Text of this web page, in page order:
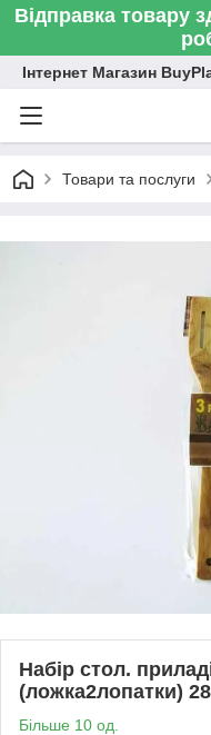
Відправка товару
Інтернет Магазин
Товари та послуги
Набір стол.
(ложка2лопатки)
Більше 10 од.